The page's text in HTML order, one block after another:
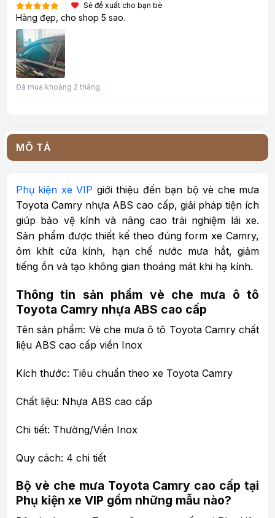
MÔ TẢ
Phụ kiện xe VIP giới thiệu đến bạn bộ vè che mưa
Toyota Camry nhựa ABS cao cấp, giải pháp tiện ích
giúp bảo vệ kính và nâng cao trải nghiệm lái xe.
Sản phẩm được thiết kế theo đúng form xe Camry,
ôm khít cửa kính, hạn chế nước mưa hắt, giảm
tiếng ồn và tạo không gian thoáng mát khi hạ kính.
Thông tin sản phẩm vè che mưa ô tô
Toyota Camry nhựa ABS cao cấp
Tên sản phẩm: Vè che mưa ô tô Toyota Camry chất
liệu ABS cao cấp viền Inox
Kích thước: Tiêu chuẩn theo xe Toyota Camry
Chất liệu: Nhựa ABS cao cấp
Chi tiết: Thường/Viền Inox
Quy cách: 4 chi tiết
Bộ vè che mưa Toyota Camry cao cấp tại
Phụ kiện xe VIP gồm những mẫu nào?
Sẽ đề xuất cho bạn bè
Hàng đẹp, cho shop 5 sao.
Đã mua khoảng 2 tháng